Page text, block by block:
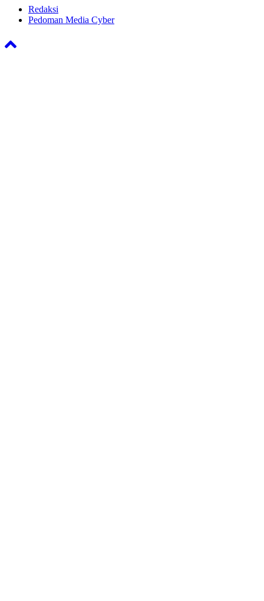
Redaksi
Pedoman Media Cyber